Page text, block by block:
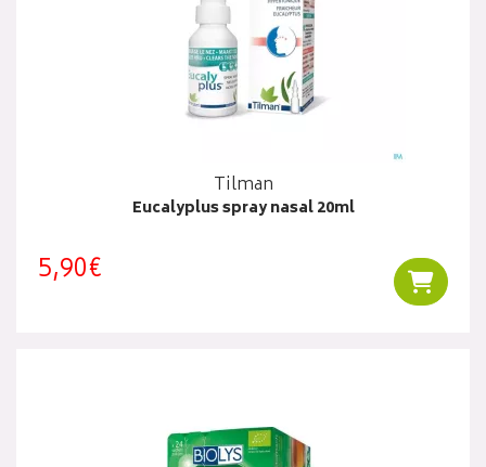
Tilman
Eucalyplus spray nasal 20ml
5,90€